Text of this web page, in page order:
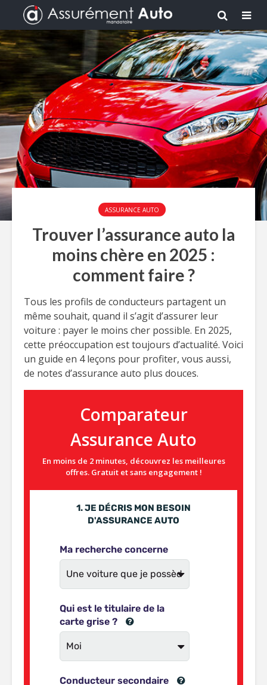
ASSURANCE AUTO
Trouver l’assurance auto la
moins chère en 2025 :
comment faire ?
Tous les profils de conducteurs partagent un
même souhait, quand il s’agit d’assurer leur
voiture : payer le moins cher possible. En 2025,
cette préoccupation est toujours d’actualité. Voici
un guide en 4 leçons pour profiter, vous aussi,
de notes d’assurance auto plus douces.
Comparateur
Assurance Auto
En moins de 2 minutes, découvrez les meilleures
offres. Gratuit et sans engagement !